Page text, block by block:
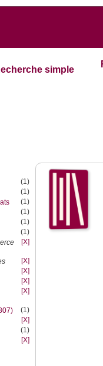
simple
(1)
(1)
(1)
(1)
(1)
(1)
[X]
[X]
[X]
[X]
[X]
(1)
[X]
(1)
[X]